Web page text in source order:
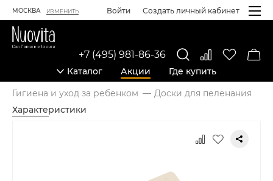
МОСКВА ИЗМЕНИТЬ Войти Создать личный кабинет
Каталог Акции Где купить
+7 (495) 981-86-36
Гигиена и уход за ребенком
Доски для пеленания
Характеристики